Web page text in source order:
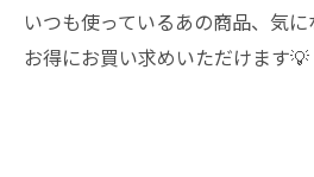
いつも使っているあの商品、気
お得にお買い求めいただけます💡